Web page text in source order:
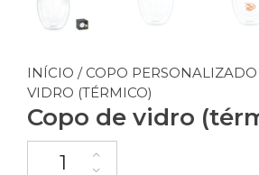
INÍCIO / COPO PERSONALIZADO
VIDRO (TÉRMICO)
Copo de vidro